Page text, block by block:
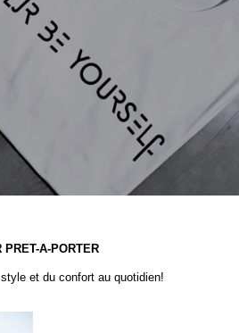
PRET-A-PORTER
style et du confort au quotidien!